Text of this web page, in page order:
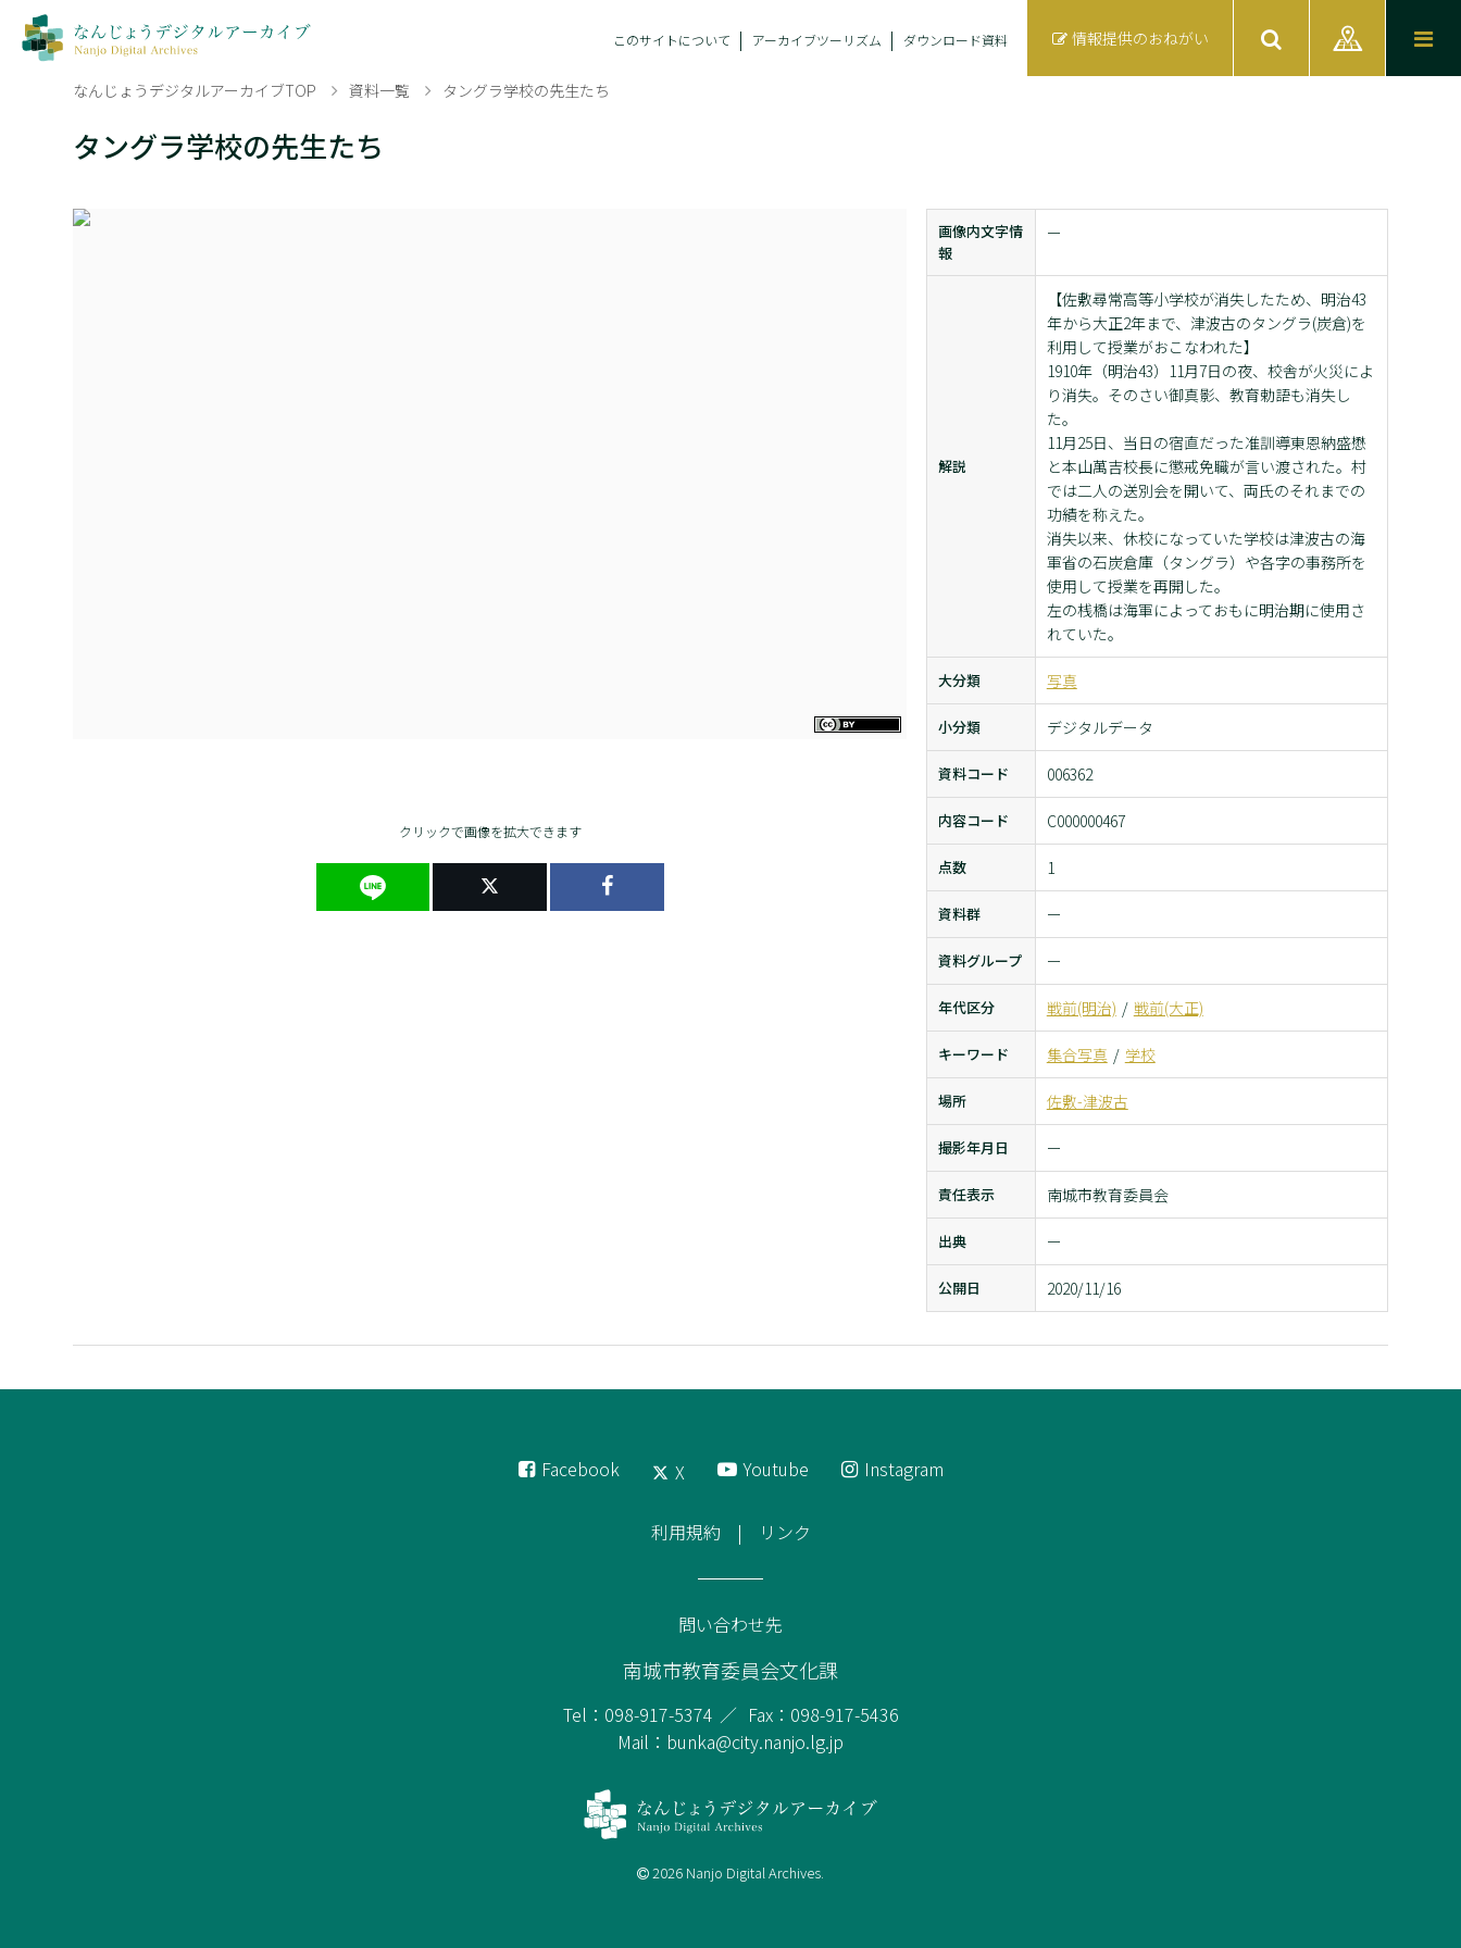
このサイトについて アーカイブツーリズム ダウンロード資料 情報提供のおねがい
なんじょうデジタルアーカイブTOP 資料一覧 タングラ学校の先生たち
タングラ学校の先生たち
クリックで画像を拡大できます
画像内文字情
報
ー
解説
【佐敷尋常高等小学校が消失したため、明治43
年から大正2年まで、津波古のタングラ(炭倉)を
利用して授業がおこなわれた】
1910年（明治43）11月7日の夜、校舎が火災によ
り消失。そのさい御真影、教育勅語も消失し
た。
11月25日、当日の宿直だった准訓導東恩納盛懋
と本山萬吉校長に懲戒免職が言い渡された。村
では二人の送別会を開いて、両氏のそれまでの
功績を称えた。
消失以来、休校になっていた学校は津波古の海
軍省の石炭倉庫（タングラ）や各字の事務所を
使用して授業を再開した。
左の桟橋は海軍によっておもに明治期に使用さ
れていた。
大分類 写真
小分類 デジタルデータ
資料コード 006362
内容コード C000000467
点数 1
資料群 ー
資料グループ ー
年代区分 戦前(明治) 戦前(大正)
キーワード 集合写真 学校
場所 佐敷-津波古
撮影年月日 ー
責任表示 南城市教育委員会
出典 ー
公開日 2020/11/16
Facebook X Youtube Instagram
利用規約 リンク
問い合わせ先
南城市教育委員会文化課
Tel：098-917-5374
Fax：098-917-5436
Mail：bunka@city.nanjo.lg.jp
2026 Nanjo Digital Archives.